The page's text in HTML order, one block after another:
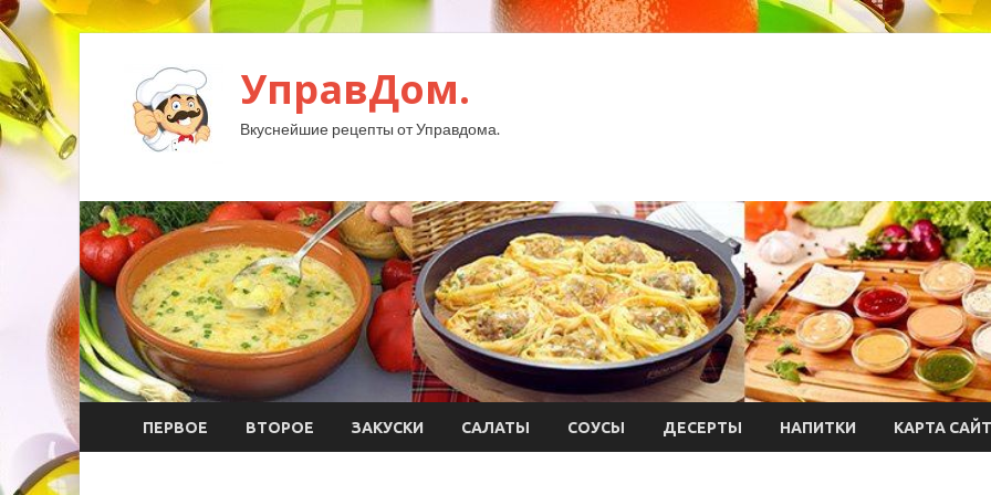
УправДом.
Вкуснейшие рецепты от Управдома.
ПЕРВОЕ ВТОРОЕ ЗАКУСКИ САЛАТЫ СОУСЫ ДЕСЕРТЫ НАПИТКИ КАРТА